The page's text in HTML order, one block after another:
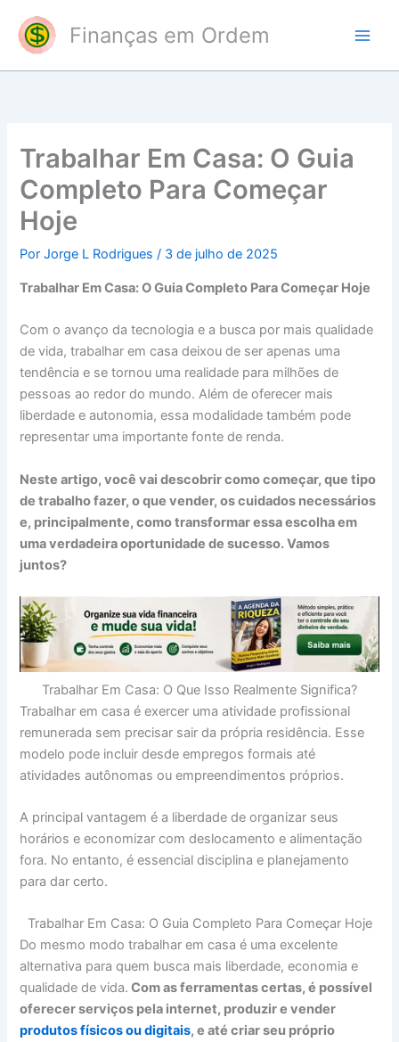
para
conteúdo
Finanças em Ordem
Trabalhar Em Casa: O Guia
Completo Para Começar
Hoje
PorJorge L Rodrigues/ 3 de julho de 2025
Trabalhar Em Casa: O Guia Completo Para Começar Hoje
Com o avanço da tecnologia e a busca por mais qualidade
de vida, trabalhar em casa deixou de ser apenas uma
tendência e se tornou uma realidade para milhões de
pessoas ao redor do mundo. Além de oferecer mais
liberdade e autonomia, essa modalidade também pode
representar uma importante fonte de renda.
Neste artigo, você vai descobrir como começar, que tipo
de trabalho fazer, o que vender, os cuidados necessários
e, principalmente, como transformar essa escolha em
uma verdadeira oportunidade de sucesso. Vamos
juntos?
Trabalhar Em Casa: O Que Isso Realmente Significa?
Trabalhar em casa é exercer uma atividade profissional
remunerada sem precisar sair da própria residência. Esse
modelo pode incluir desde empregos formais até
atividades autônomas ou empreendimentos próprios.
A principal vantagem é a liberdade de organizar seus
horários e economizar com deslocamento e alimentação
fora. No entanto, é essencial disciplina e planejamento
para dar certo.
Trabalhar Em Casa: O Guia Completo Para Começar Hoje
Do mesmo modo trabalhar em casa é uma excelente
alternativa para quem busca mais liberdade, economia e
qualidade de vida. Com as ferramentas certas, é possível
oferecer serviços pela internet, produzir e vender
produtos físicos ou digitais, e até criar seu próprio